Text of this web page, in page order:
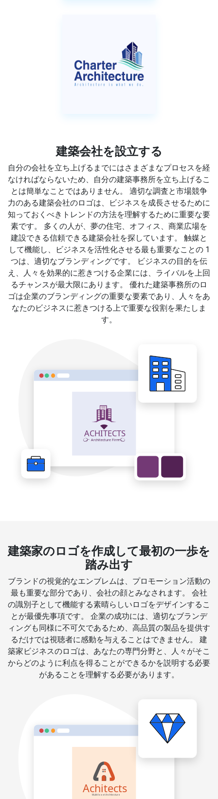
建築会社を設立する
自分の会社を立ち上げるまでにはさまざまなプロセスを経
なければならないため、自分の建築事務所を立ち上げるこ
とは簡単なことではありません。 適切な調査と市場競争
力のある建築会社のロゴは、ビジネスを成長させるために
知っておくべきトレンドの方法を理解するために重要な要
素です。 多くの人が、夢の住宅、オフィス、商業広場を
建設できる信頼できる建築会社を探しています。 触媒と
して機能し、ビジネスを活性化させる最も重要なことの 1
つは、適切なブランディングです。 ビジネスの目的を伝
え、人々を効果的に惹きつける企業には、ライバルを上回
るチャンスが最大限にあります。 優れた建築事務所のロ
ゴは企業のブランディングの重要な要素であり、人々をあ
なたのビジネスに惹きつける上で重要な役割を果たしま
す。
建築家のロゴを作成して最初の一歩を
踏み出す
ブランドの視覚的なエンブレムは、プロモーション活動の
最も重要な部分であり、会社の顔とみなされます。 会社
の識別子として機能する素晴らしいロゴをデザインするこ
とが最優先事項です。 企業の成功には、適切なブランデ
ィングも同様に不可欠であるため、高品質の製品を提供す
るだけでは視聴者に感動を与えることはできません。 建
築家ビジネスのロゴは、あなたの専門分野と、人々がそこ
からどのように利点を得ることができるかを説明する必要
があることを理解する必要があります。